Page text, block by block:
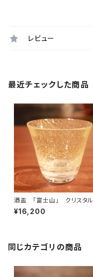
レビュー
最近チェックした商品
酒盃 「富士山」 クリスタル
¥16,200
同じカテゴリの商品